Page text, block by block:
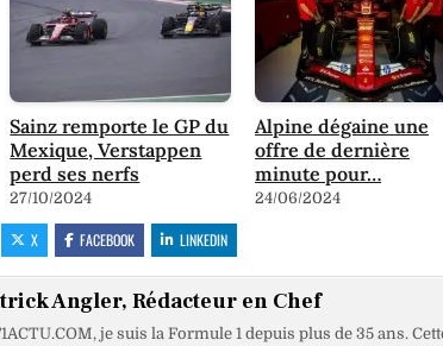
Sainz remporte le GP du
Mexique, Verstappen
perd ses nerfs
27/10/2024
Alpine dégaine une
offre de dernière
minute pour…
24/06/2024
X FACEBOOK LINKEDIN
Angler, Rédacteur en Chef
je suis la Formule 1 depuis plus de 35 ans.